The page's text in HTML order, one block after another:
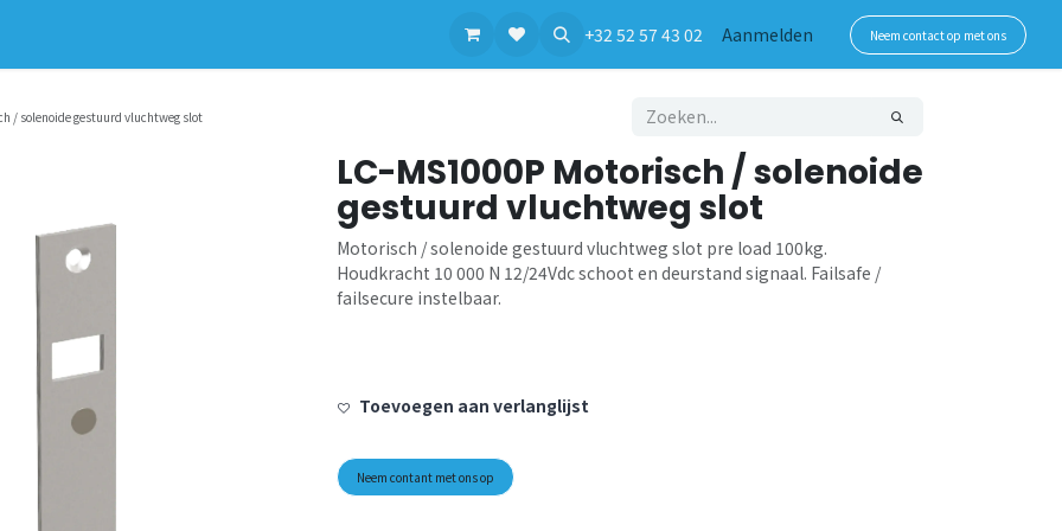
+32 52 57 43 02 Aanmelden Neem contact op met ons
/ solenoide gestuurd vluchtweg slot
LC-MS1000P Motorisch / solenoide
gestuurd vluchtweg slot
Motorisch / solenoide gestuurd vluchtweg slot pre load 100kg.
Houdkracht 10 000 N 12/24Vdc schoot en deurstand signaal. Failsafe /
failsecure instelbaar.
Toevoegen aan verlanglijst
Neem contant met ons op